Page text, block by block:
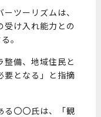
ツーリズムは、
受け入れ能力との
。
整備、地域住民と
要となる」と指摘
る〇〇氏は、「観